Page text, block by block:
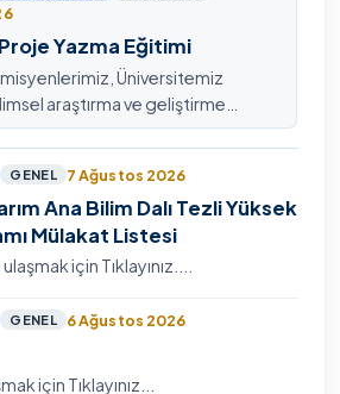
Yazma Eğitimi
Üniversitemiz
araştırma ve geliştirme
ulusal ve uluslararası fon
GENEL 7 Ağustos 2026
Ana Bilim Dalı Tezli Yüksek
Mülakat Listesi
için Tıklayınız....
GENEL 6 Ağustos 2026
için Tıklayınız...